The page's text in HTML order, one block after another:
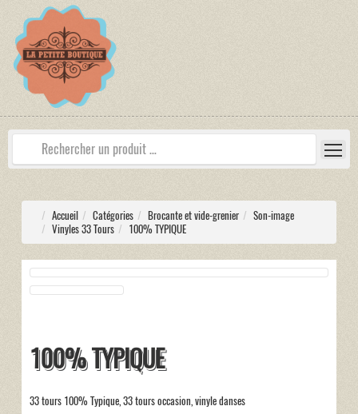
Accueil Catégories Brocante et vide-grenier
Son-image
Vinyles 33 Tours
100% TYPIQUE
100% TYPIQUE
33 tours 100% Typique, 33 tours occasion, vinyle danses